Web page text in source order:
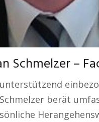
Schmelzer –
berät